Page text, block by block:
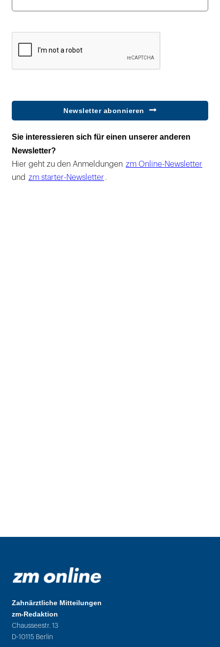
Newsletter abonnieren
Sie interessieren sich für einen unserer anderen
Newsletter?
Hier geht zu den Anmeldungen zm Online-Newsletter
und zm starter-Newsletter .
Zahnärztliche Mitteilungen
zm-Redaktion
Chausseestr. 13
D-10115 Berlin